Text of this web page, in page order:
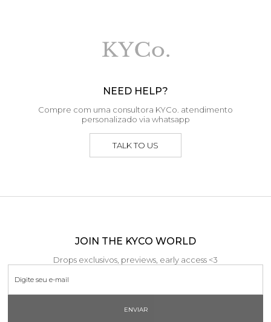
NEED HELP?
Compre com uma consultora KYCo. atendimento
personalizado via whatsapp
TALK TO US
JOIN THE KYCO WORLD
Drops exclusivos, previews, early access <3
ENVIAR